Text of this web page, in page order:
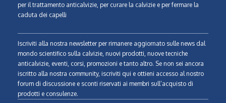
per il trattamento anticalvizie, per curare la calvizie e per fermare la
caduta dei capelli
Iscriviti alla nostra newsletter per rimanere aggiornato sulle news dal
mondo scientifico sulla calvizie, nuovi prodotti, nuove tecniche
anticalvizie, eventi, corsi, promozioni e tanto altro. Se non sei ancora
iscritto alla nostra community, iscriviti qui e ottieni accesso al nostro
forum di discussione e sconti riservati ai membri sull’acquisto di
prodotti e consulenze.